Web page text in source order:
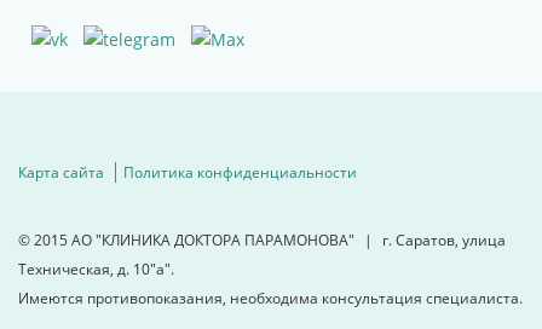
Подробнее
Карта сайта Политика конфиденциальности
© 2015 АО "КЛИНИКА ДОКТОРА ПАРАМОНОВА" |
г. Саратов, улица
Техническая, д. 10"а".
Имеются противопоказания, необходима консультация специалиста.